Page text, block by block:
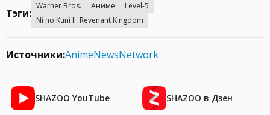
Тэги:
Warner Bros. Аниме
Level-5
Ni no Kuni II: Revenant Kingdom
Источники:AnimeNewsNetwork
SHAZOO YouTube SHAZOO в Дзен